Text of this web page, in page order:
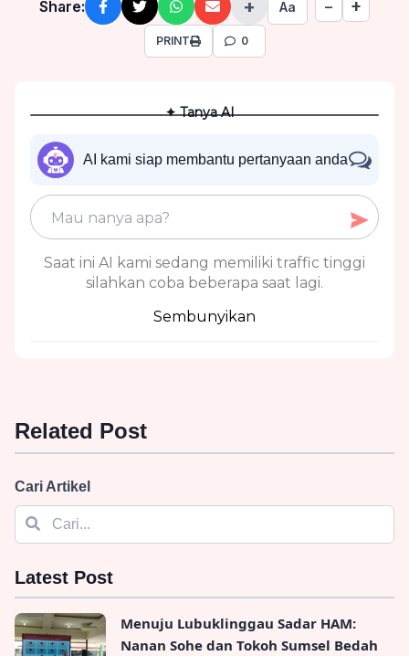
Share: + Aa − +
PRINT 0
✦ Tanya AI
AI kami siap membantu pertanyaan anda
Saat ini AI kami sedang memiliki traffic tinggi
silahkan coba beberapa saat lagi.
Sembunyikan
Related Post
Cari Artikel
Latest Post
Menuju Lubuklinggau Sadar HAM:
Nanan Sohe dan Tokoh Sumsel Bedah